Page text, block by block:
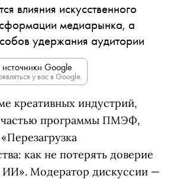
влияния искусственного
медиарынка, а
удержания аудитории
Google
у вас в Google.
креативных индустрий,
частью программы ПМЭФ,
как не потерять доверие
ИИ». Модератор дискуссии —